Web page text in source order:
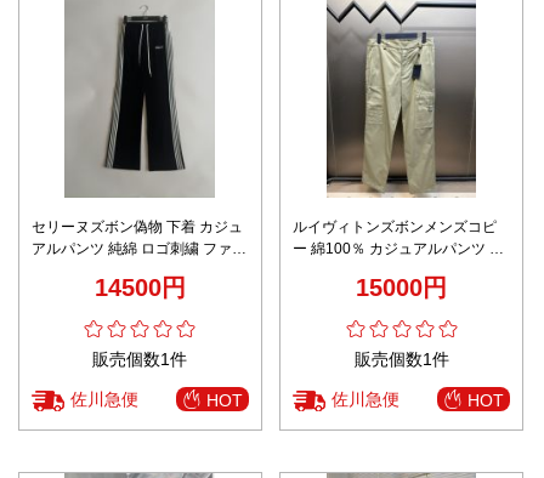
セリーヌズボン偽物 下着 カジュ
アルパンツ 純綿 ロゴ刺繍 ファッ
14500円
販売個数1件
佐川急便 HOT
ルイヴィトンズボンメンズコピ
ー 綿100％ カジュアルパンツ 刺
15000円
販売個数1件
佐川急便 HOT